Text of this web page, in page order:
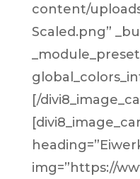
content/
Scaled.png”
[/
img=”https://